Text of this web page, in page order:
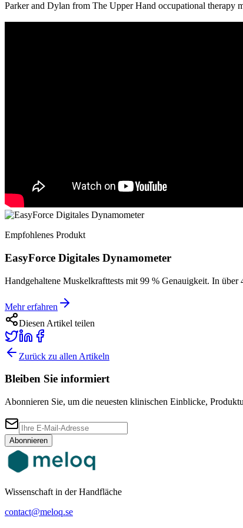
Parker and Dylan from The Upper Hand occupational therapy
Empfohlenes Produkt
EasyForce Digitales Dynamometer
Handgehaltene Muskelkrafttests mit 99 % Genauigkeit. In über
Mehr erfahren
Diesen Artikel teilen
Zurück zu allen Artikeln
Bleiben Sie informiert
Abonnieren Sie, um die neuesten klinischen Einblicke,
Abonnieren
Wissenschaft in der Handfläche
contact@meloq.se